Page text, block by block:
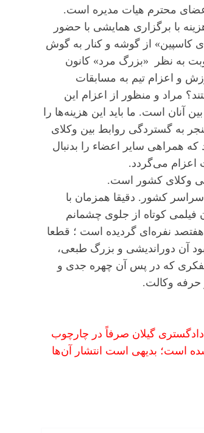
اعضای محترم هیات مدیره است.
با برگزاری همایشی با حضور
کاسپین» از گوشه و کنار به گوش
به نظر «بزرگ مرد» کانون
و اعزام تیم به مسابقات
مراد و منظور از اعزام این
است. ما باید این هزینه‌ها را
به گستردگی روابط بین وکلای
همراهی سایر اعضاء را بدنبال
اعزام می‌گردد.
سراسر کشور. دقیقا همزمان با
فیلمی کوتاه از جلوی چشمانم
نفره‌ای گردیده است ؛ قطعا
آن دوراندیشی و بزرگ طبعی،
تفکری که در پس آن چهره جدی و
حرفه وکالت.
دادگستری گیلان صرفاً در چارچوب
است؛ بدیهی است انتشار آن‌ها